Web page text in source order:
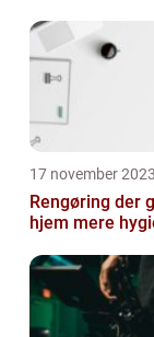
17 november 2023
Rengøring der
hjem mere